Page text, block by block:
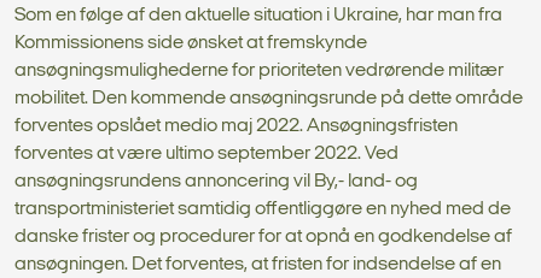
Som en følge af den aktuelle situation i Ukraine, har man fra
Kommissionens side ønsket at fremskynde
ansøgningsmulighederne for prioriteten vedrørende militær
mobilitet. Den kommende ansøgningsrunde på dette område
forventes opslået medio maj 2022. Ansøgningsfristen
forventes at være ultimo september 2022. Ved
ansøgningsrundens annoncering vil By,- land- og
transportministeriet samtidig offentliggøre en nyhed med de
danske frister og procedurer for at opnå en godkendelse af
ansøgningen. Det forventes, at fristen for indsendelse af en